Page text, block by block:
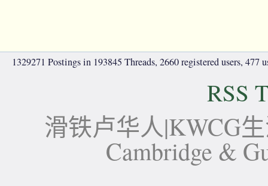
1329271 Postings in 193845 Threads, 2660 registered users, 477
RSS
滑铁卢华人|KWCG
Cambridge &